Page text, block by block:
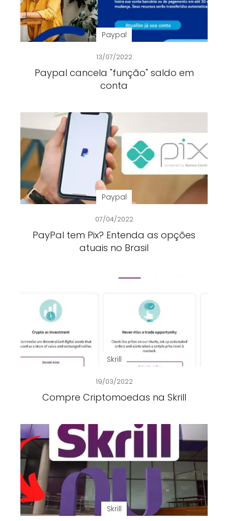
Paypal
13/07/2022
Paypal cancela "função" saldo em
conta
Paypal
07/04/2022
PayPal tem Pix? Entenda as opções
atuais no Brasil
Skrill
19/03/2022
Compre Criptomoedas na Skrill
Skrill